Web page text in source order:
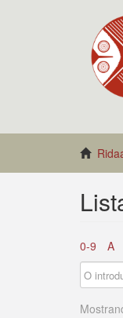
0-9 A